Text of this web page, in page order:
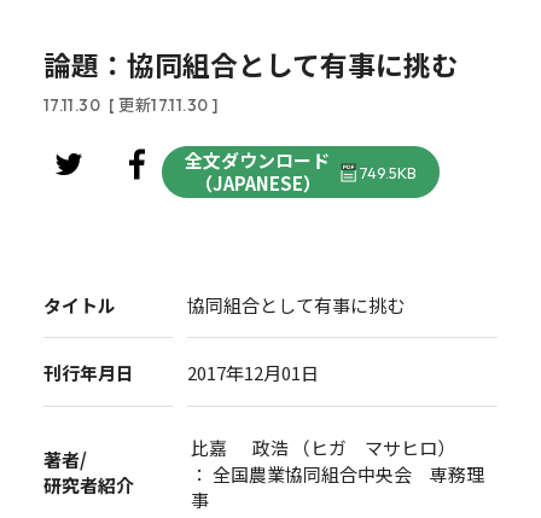
論題：協同組合として有事に挑む
17.11.30 [ 更新17.11.30 ]
全文ダウンロード
（JAPANESE）
749.5KB
タイトル 協同組合として有事に挑む
刊行年月日 2017年12月01日
著者/
研究者紹介
比嘉 政浩 （ヒガ マサヒロ）
： 全国農業協同組合中央会 専務理
事